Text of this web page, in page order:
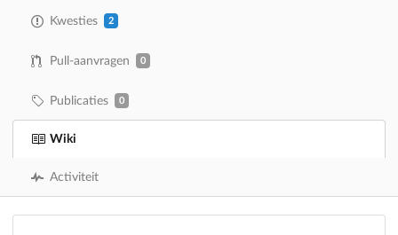
Kwesties 2
Pull-aanvragen 0
Publicaties 0
Wiki
Activiteit